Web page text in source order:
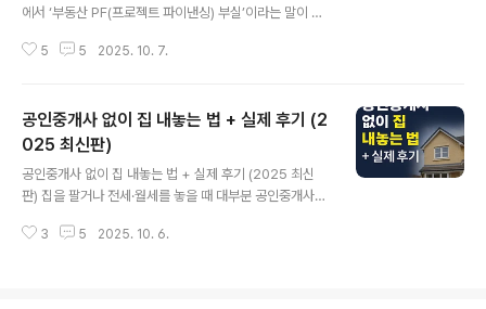
에서 ‘부동산 PF(프로젝트 파이낸싱) 부실’이라는 말이 자
아보니 우리 생활과도 밀접한 문제라는 걸 깨달았습니다.
ct Financing)란?부동산 PF는 개발사업의 미래 수익성을
담보로 자금을 조달하는 방식이에요.시행사·건설사가 사업
부지를 담보로 금융권에서 대규모 자금을 빌려 아파트·오
피스·상가 등을 짓는 구조죠.즉, 사업 완공 후 분양·임대수
익으로 대출을 상환하는 시스템입니다.왜 PF 리스크가 문
제일까?2025년 현재 금리가 높은 상황에서 분양이 지연
5 5 2025. 10. 7.
공인중개사 없이 집 내놓는 법 + 실제 후기 (2
025 최신판)
공인중개사 없이 집 내놓는 법 + 실제 후기 (2025 최신
판) 집을 팔거나 전세·월세를 놓을 때 대부분 공인중개사를
했어요. 그런데 수수료(중개보수)가 부담스러워서 직접 집
3 5 2025. 10. 6.